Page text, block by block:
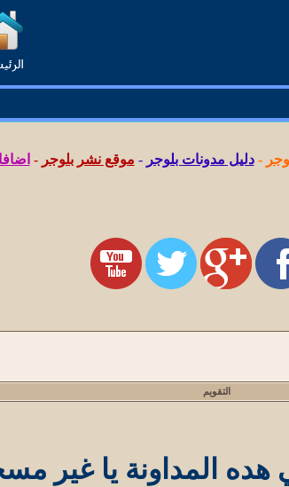
-دليل مدونات بلوجر - موقع نشر بلوجر -
التقويم
هده المداونة يا غير